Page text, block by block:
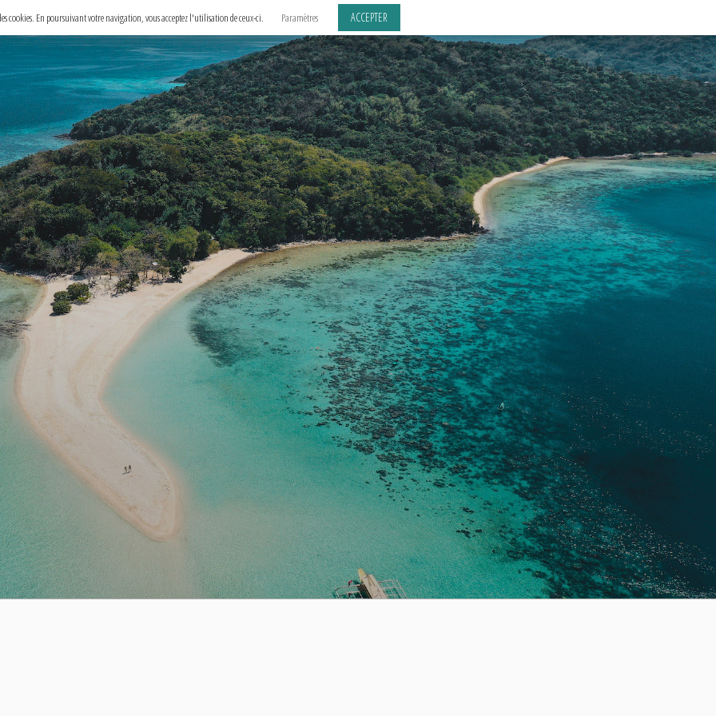
cookies. En poursuivant votre navigation, vous acceptez l'utilisation de ceux-ci. Paramètres ACCEPTER